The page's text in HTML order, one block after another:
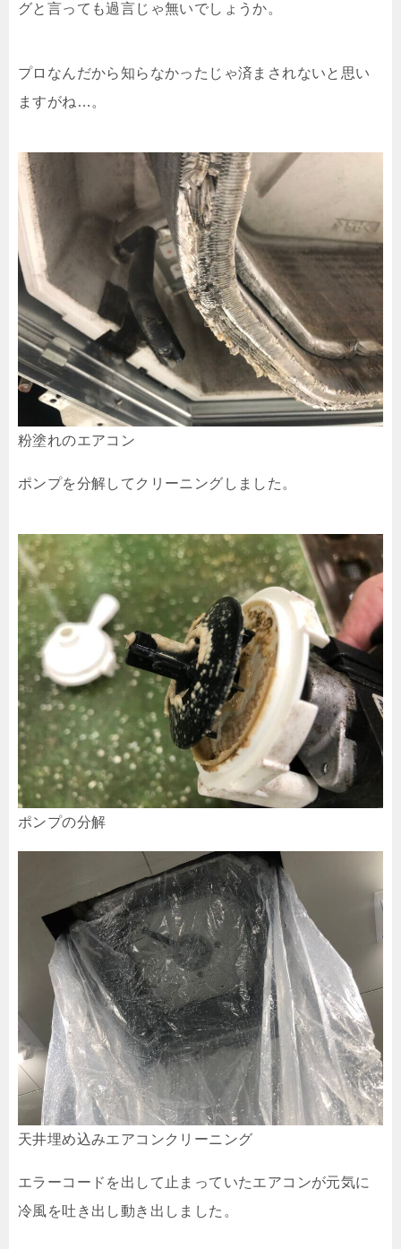
グと言っても過言じゃ無いでしょうか。
プロなんだから知らなかったじゃ済まされないと思い
ますがね…。
粉塗れのエアコン
ポンプを分解してクリーニングしました。
ポンプの分解
天井埋め込みエアコンクリーニング
エラーコードを出して止まっていたエアコンが元気に
冷風を吐き出し動き出しました。